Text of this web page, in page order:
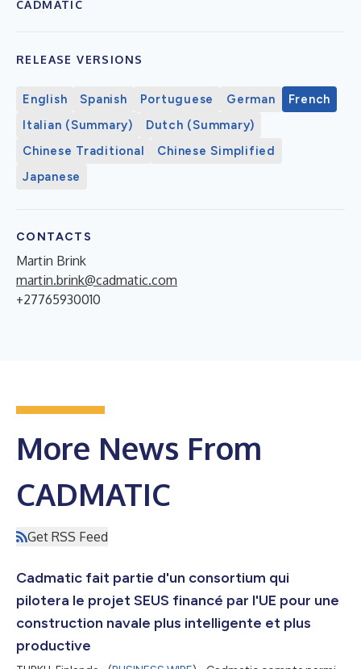
CADMATIC
RELEASE VERSIONS
English Spanish Portuguese German
French
Italian (Summary)
Dutch (Summary)
Chinese Traditional
Chinese Simplified
Japanese
CONTACTS
Martin Brink
martin.brink@cadmatic.com
+27765930010
More News From
CADMATIC
Get RSS Feed
Cadmatic fait partie d'un consortium qui
pilotera le projet SEUS financé par l'UE pour une
construction navale plus intelligente et plus
productive